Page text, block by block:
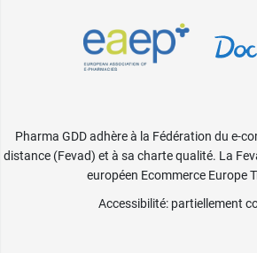
Pharma GDD adhère à la Fédération du e-
distance (Fevad) et à sa charte qualité. La
européen Ecommerce Europe
Accessibilité: partiellement